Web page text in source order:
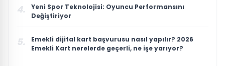
4.
Yeni Spor Teknolojisi: Oyuncu Performansını
Değiştiriyor
5.
Emekli dijital kart başvurusu nasıl yapılır? 2026
Emekli Kart nerelerde geçerli, ne işe yarıyor?